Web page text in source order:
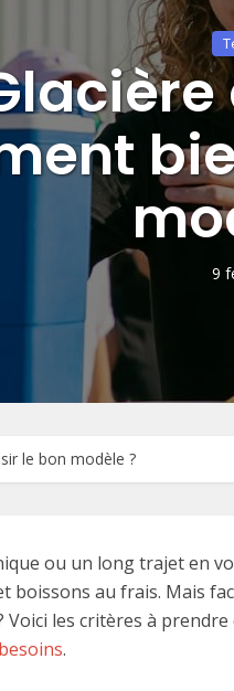
9
le bon modèle ?
ou un long trajet en
boissons au frais. Mais
les critères à
.